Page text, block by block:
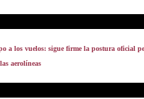
a los vuelos: sigue firme la postura oficial
aerolíneas